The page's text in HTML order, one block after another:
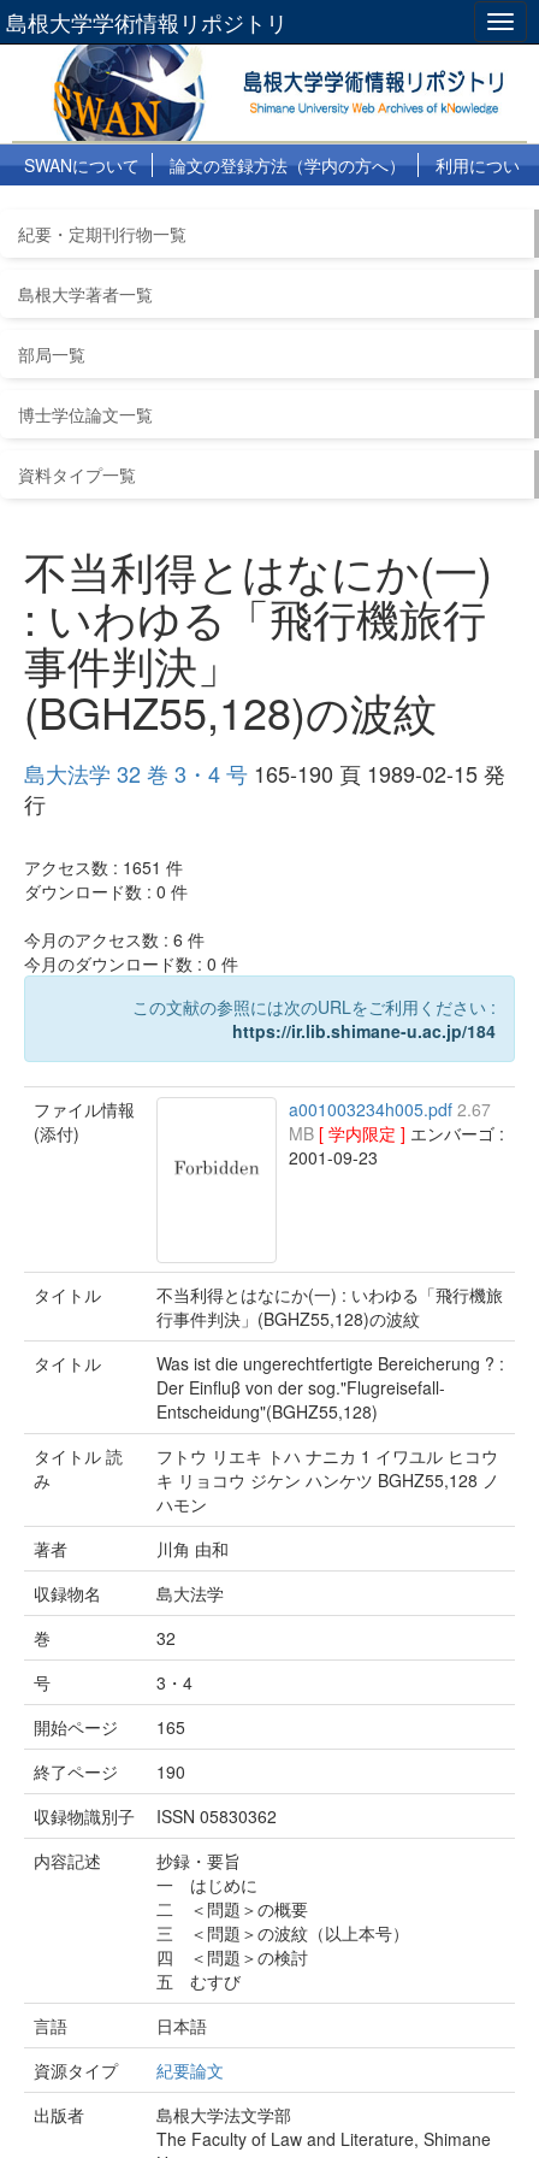
島根大学学術情報リポジトリ
SWANについて 論文の登録方法（学内の方へ）
利用につい
紀要・定期刊行物一覧
島根大学著者一覧
部局一覧
博士学位論文一覧
資料タイプ一覧
不当利得とはなにか(一)
: いわゆる「飛行機旅行
事件判決」
(BGHZ55,128)の波紋
島大法学 32 巻 3・4 号 165-190 頁 1989-02-15 発
行
アクセス数 : 1651 件
ダウンロード数 : 0 件
今月のアクセス数 : 6 件
今月のダウンロード数 : 0 件
この文献の参照には次のURLをご利用ください :
https://ir.lib.shimane-u.ac.jp/184
ファイル情報
(添付)
a001003234h005.pdf 2.67
MB [ 学内限定 ] エンバーゴ :
2001-09-23
タイトル
不当利得とはなにか(一) : いわゆる「飛行機旅
行事件判決」(BGHZ55,128)の波紋
タイトル
Was ist die ungerechtfertigte Bereicherung ? :
Der Einfluβ von der sog."Flugreisefall-
Entscheidung"(BGHZ55,128)
タイトル 読
み
フトウ リエキ トハ ナニカ 1 イワユル ヒコウ
キ リョコウ ジケン ハンケツ BGHZ55,128 ノ
ハモン
著者
川角 由和
収録物名
島大法学
巻
32
号
3・4
開始ページ
165
終了ページ
190
収録物識別子
ISSN 05830362
内容記述
抄録・要旨
一 はじめに
二 ＜問題＞の概要
三 ＜問題＞の波紋（以上本号）
四 ＜問題＞の検討
五 むすび
言語
日本語
資源タイプ
紀要論文
出版者
島根大学法文学部
The Faculty of Law and Literature, Shimane